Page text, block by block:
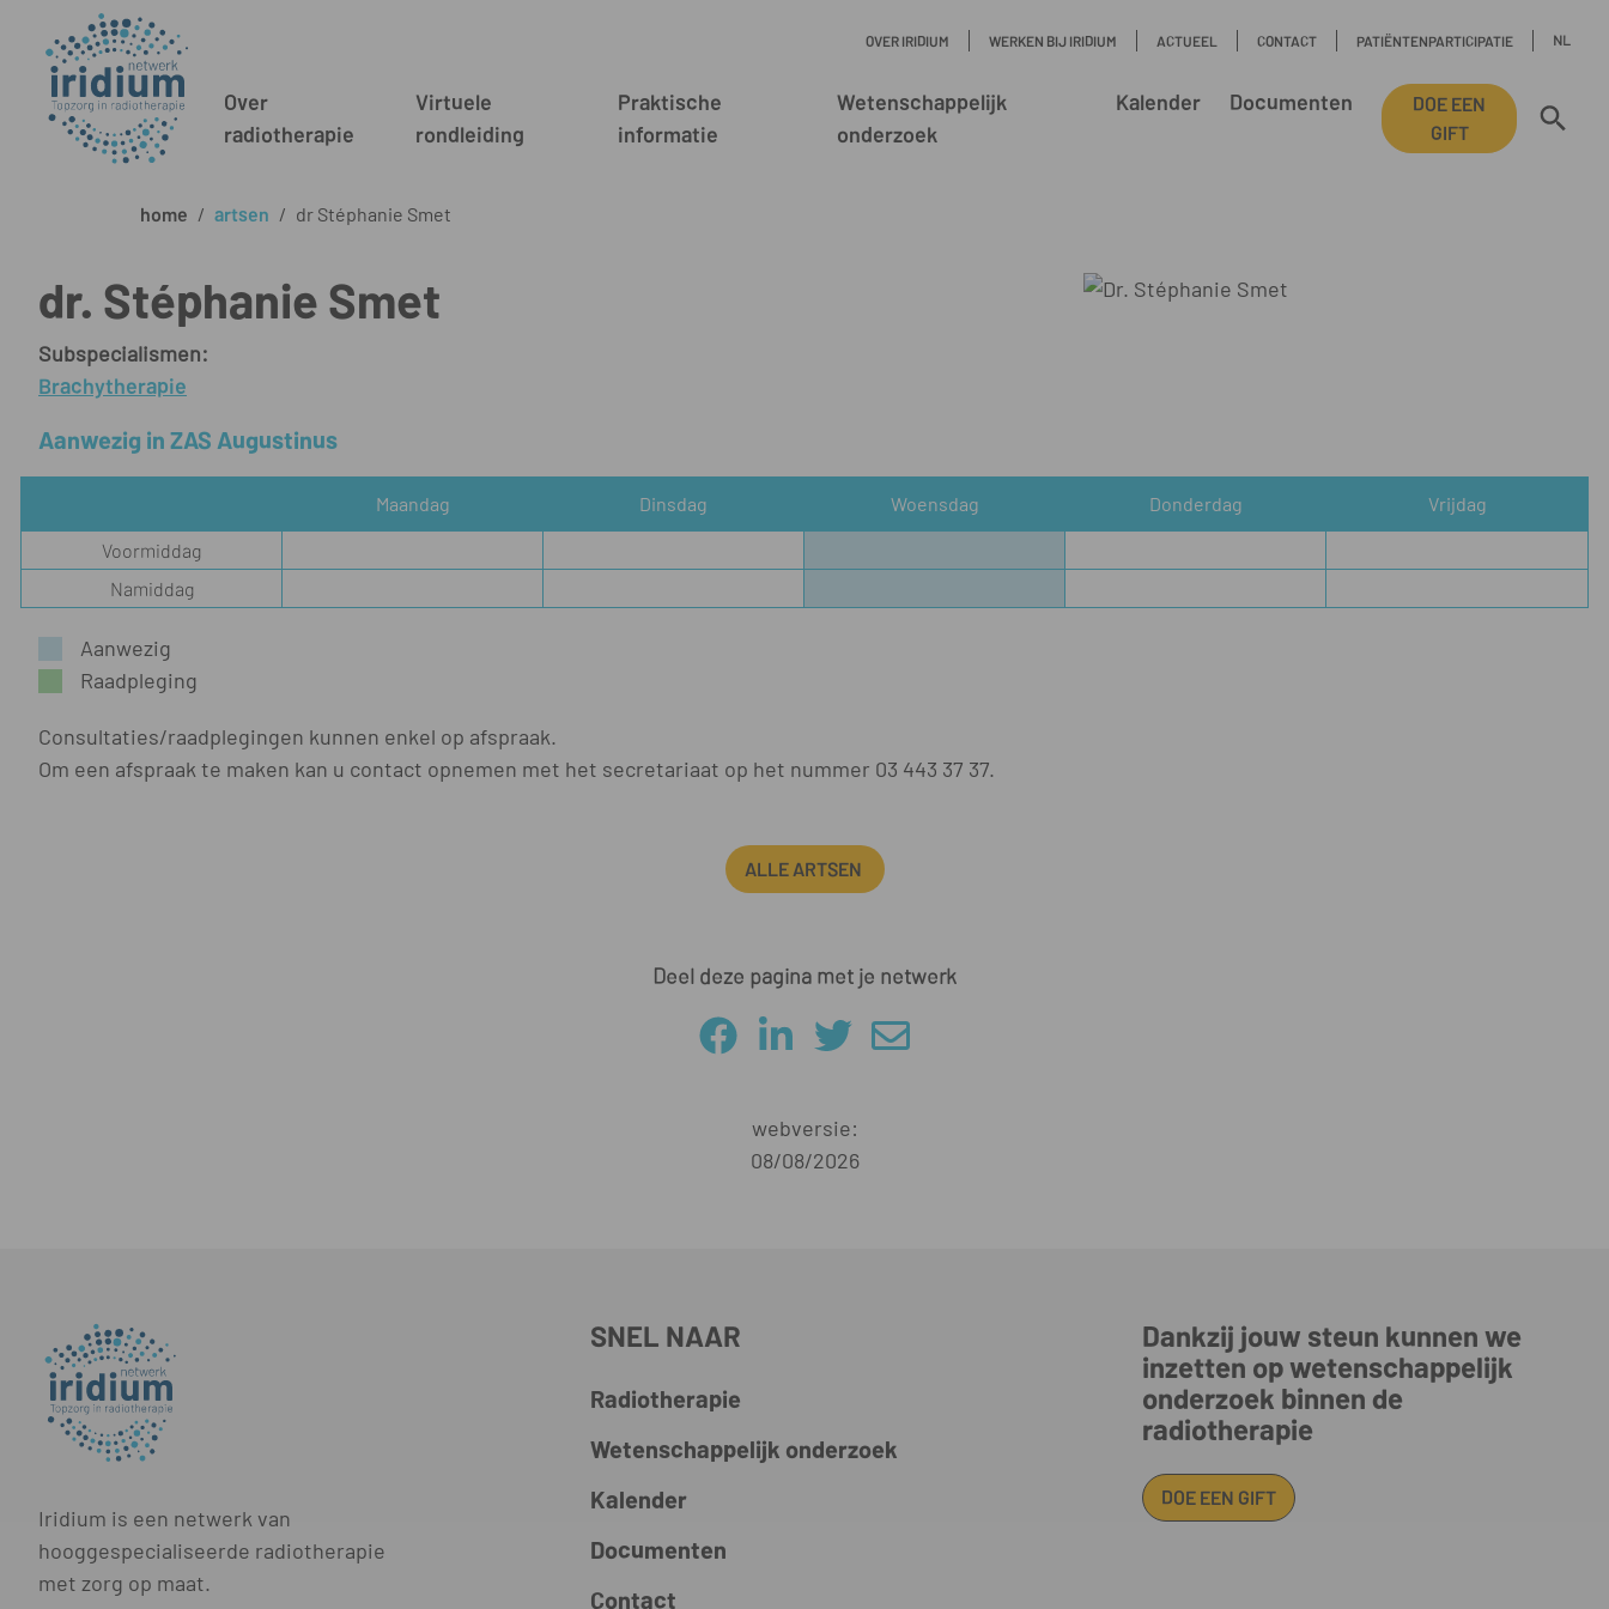
OVER IRIDIUM WERKEN BIJ IRIDIUM ACTUEEL CONTACT PATIËNTENPARTICIPATIE NL
Over
radiotherapie
Virtuele
rondleiding
Praktische
informatie
Wetenschappelijk
onderzoek
Kalender Documenten
DOE EEN
GIFT
home / artsen / dr Stéphanie Smet
dr. Stéphanie Smet
Subspecialismen:
Brachytherapie
Aanwezig in ZAS Augustinus
Maandag Dinsdag Woensdag Donderdag Vrijdag
Voormiddag
Namiddag
Aanwezig
Raadpleging
Consultaties/raadplegingen kunnen enkel op afspraak.
Om een afspraak te maken kan u contact opnemen met het secretariaat op het nummer 03 443 37 37.
ALLE ARTSEN
Deel deze pagina met je netwerk
webversie:
08/08/2026
Iridium is een netwerk van
hooggespecialiseerde radiotherapie
met zorg op maat.
SNEL NAAR
Radiotherapie
Wetenschappelijk onderzoek
Kalender
Documenten
Contact
Dankzij jouw steun kunnen we
inzetten op wetenschappelijk
onderzoek binnen de
radiotherapie
DOE EEN GIFT